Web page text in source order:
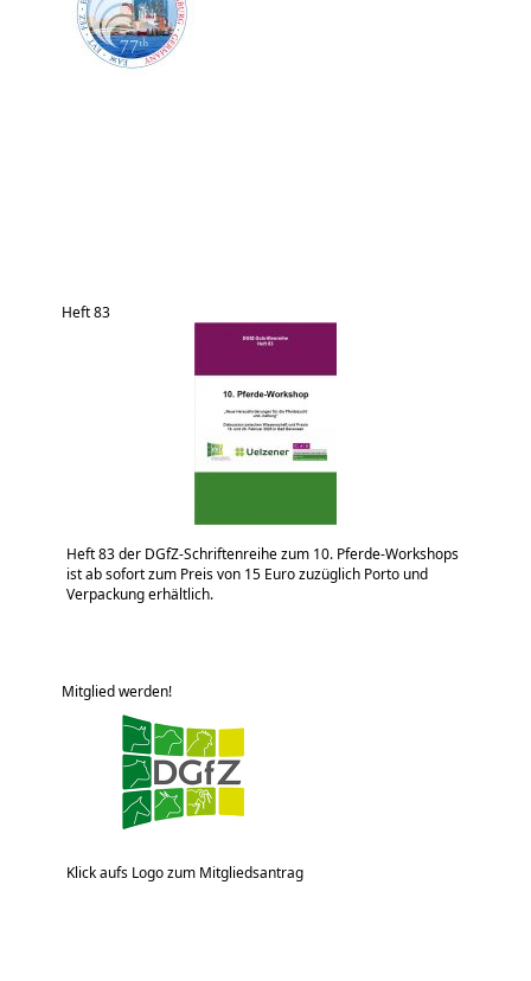
Heft 83
Heft 83 der DGfZ-Schriftenreihe zum 10. Pferde-Workshops
ist ab sofort zum Preis von 15 Euro zuzüglich Porto und
Verpackung erhältlich.
Mitglied werden!
Klick aufs Logo zum Mitgliedsantrag